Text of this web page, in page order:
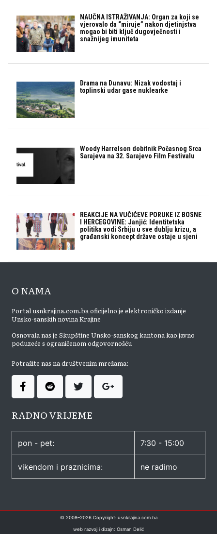
NAUČNA ISTRAŽIVANJA: Organ za koji se
vjerovalo da “miruje” nakon djetinjstva
mogao bi biti ključ dugovječnosti i
snažnijeg imuniteta
Drama na Dunavu: Nizak vodostaj i
toplinski udar gase nuklearke
Woody Harrelson dobitnik Počasnog Srca
Sarajeva na 32. Sarajevo Film Festivalu
REAKCIJE NA VUČIĆEVE PORUKE IZ BOSNE
I HERCEGOVINE: Janjić: Identitetska
politika vodi Srbiju u sve dublju krizu, a
građanski koncept države ostaje u sjeni
O NAMA
Portal usnkrajina.com.ba oficijelno je elektroničko izdanje
Unsko-sanskih novina Krajine
Osnovala nas je Skupštine Unsko-sanskog kantona kao javno
poduzeće s ograničenom odgovornošću
Potražite nas na društvenim mrežama:
RADNO VRIJEME
pon - pet: 7:30 - 15:00
vikendom i praznicima: ne radimo
© 2008–2026Copyright: usnkrajina.com.ba
web razvoj i dizajn: Osman Delić